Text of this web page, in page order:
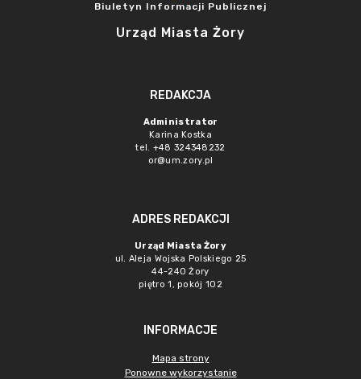
Biuletyn Informacji Publicznej
Urząd Miasta Żory
REDAKCJA
Administrator
Karina Kostka
tel. +48 324348232
or@um.zory.pl
ADRES REDAKCJI
Urząd Miasta Żory
ul. Aleja Wojska Polskiego 25
44-240 Żory
piętro 1, pokój 102
INFORMACJE
Mapa strony
Ponowne wykorzystanie